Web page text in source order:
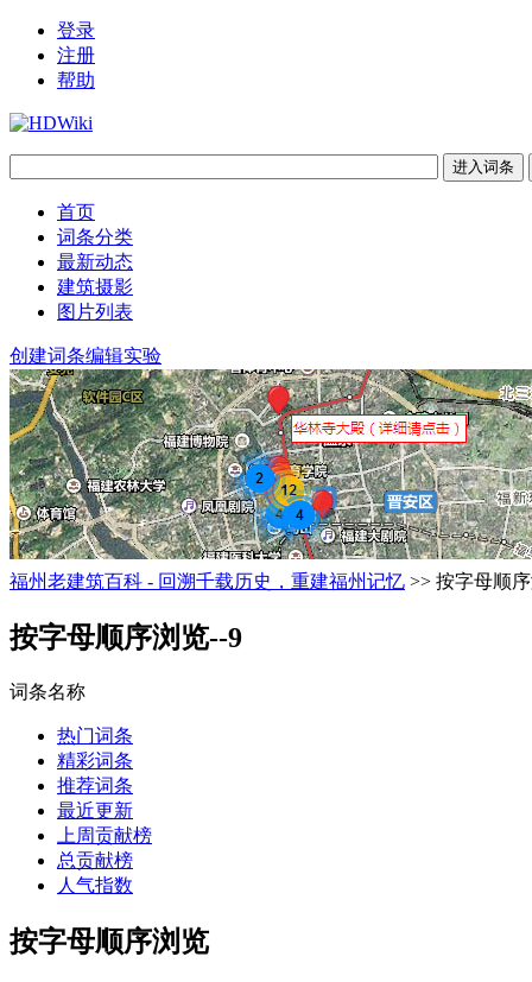
登录
注册
帮助
首页
词条分类
最新动态
建筑摄影
图片列表
创建词条编辑实验
福州老建筑百科 - 回溯千载历史，重建福州记忆 >> 按字母顺
按字母顺序浏览--9
词条名称
热门词条
精彩词条
推荐词条
最近更新
上周贡献榜
总贡献榜
人气指数
按字母顺序浏览